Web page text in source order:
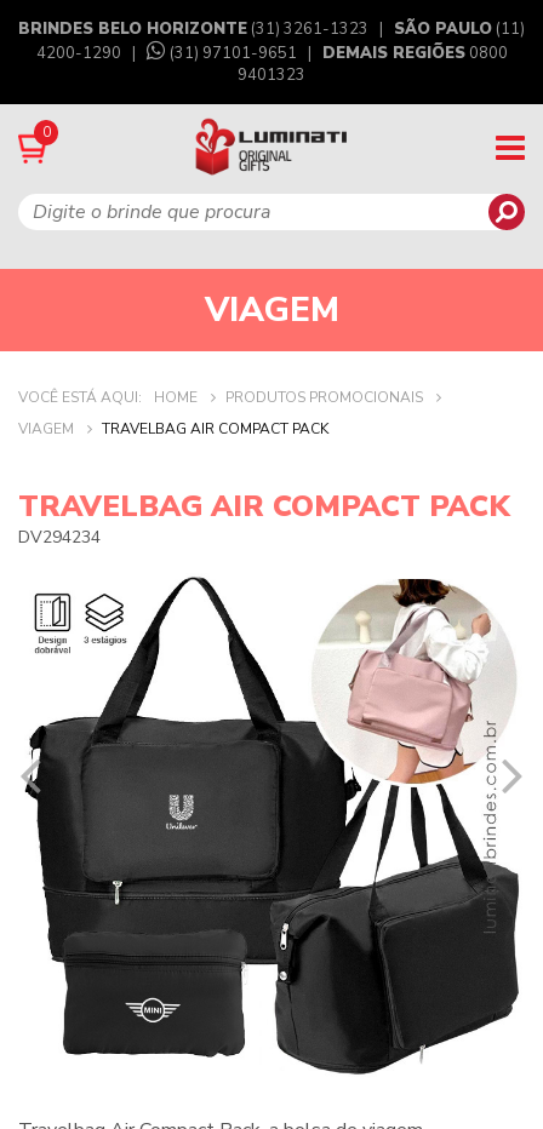
BRINDES BELO HORIZONTE (31) 3261-1323 | SÃO PAULO (11)
4200-1290 |
(31) 97101-9651 | DEMAIS REGIÕES0800
9401323
0
VIAGEM
VOCÊ ESTÁ AQUI: HOME
PRODUTOS PROMOCIONAIS
VIAGEM
TRAVELBAG AIR COMPACT PACK
TRAVELBAG AIR COMPACT PACK
DV294234